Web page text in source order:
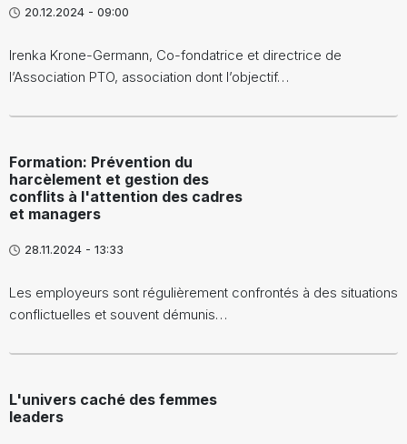
20.12.2024 - 09:00
Irenka Krone-Germann, Co-fondatrice et directrice de
l’Association PTO, association dont l’objectif…
Formation: Prévention du
harcèlement et gestion des
conflits à l'attention des cadres
et managers
28.11.2024 - 13:33
Les employeurs sont régulièrement confrontés à des situations
conflictuelles et souvent démunis…
L'univers caché des femmes
leaders